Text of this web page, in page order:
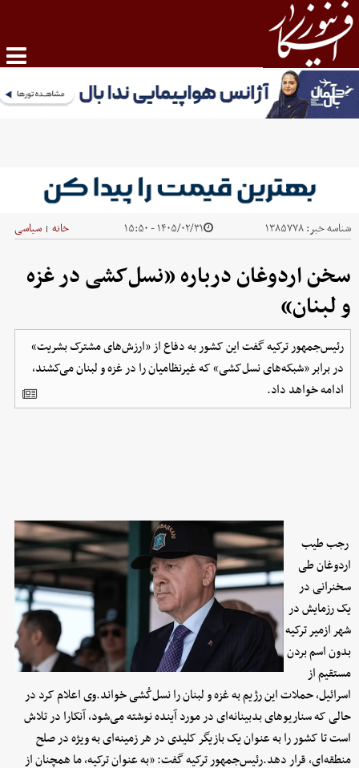
شناسه خبر:۱۳۸۵۷۷۸ ۱۴۰۵/۰۲/۳۱ - ۱۵:۵۰ خانه | سیاسی
سخن اردوغان درباره «نسل‌کشی در غزه
و لبنان»
رئیس‌جمهور ترکیه گفت این کشور به دفاع از «ارزش‌های مشترک بشریت»
در برابر «شبکه‌های نسل‌کشی» که غیرنظامیان را در غزه و لبنان می‌کشند،
ادامه خواهد داد.
رجب طیب
اردوغان طی
سخنرانی در
یک رزمایش در
شهر ازمیر ترکیه
بدون اسم بردن
مستقیم از
اسرائیل، حملات این رژیم به غزه و لبنان را نسل‌کُشی خواند.وی اعلام کرد در
حالی که سناریوهای بدبینانه‌ای در مورد آینده نوشته می‌شود، آنکارا در تلاش
است تا کشور را به عنوان یک بازیگر کلیدی در هر زمینه‌ای به ویژه در صلح
منطقه‌ای، قرار دهد.رئیس‌جمهور ترکیه گفت: «به عنوان ترکیه، ما همچنان از